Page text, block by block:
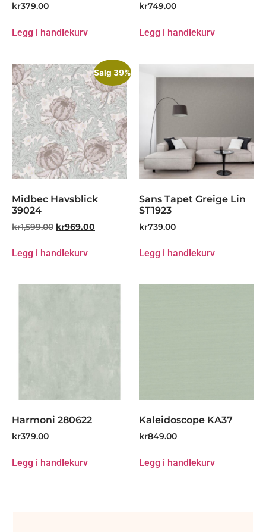
kr379.00
Legg i handlekurv
kr749.00
Legg i handlekurv
Salg 39%
Midbec Havsblick
39024
kr1,599.00 kr969.00
Legg i handlekurv
Sans Tapet Greige Lin
ST1923
kr739.00
Legg i handlekurv
Harmoni 280622
kr379.00
Legg i handlekurv
Kaleidoscope KA37
kr849.00
Legg i handlekurv